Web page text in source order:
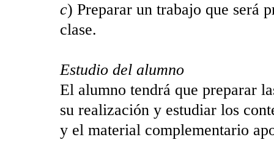
c) Preparar un trabajo que será
clase.
Estudio del alumno
El alumno tendrá que preparar
su realización y estudiar los
y el material complementario